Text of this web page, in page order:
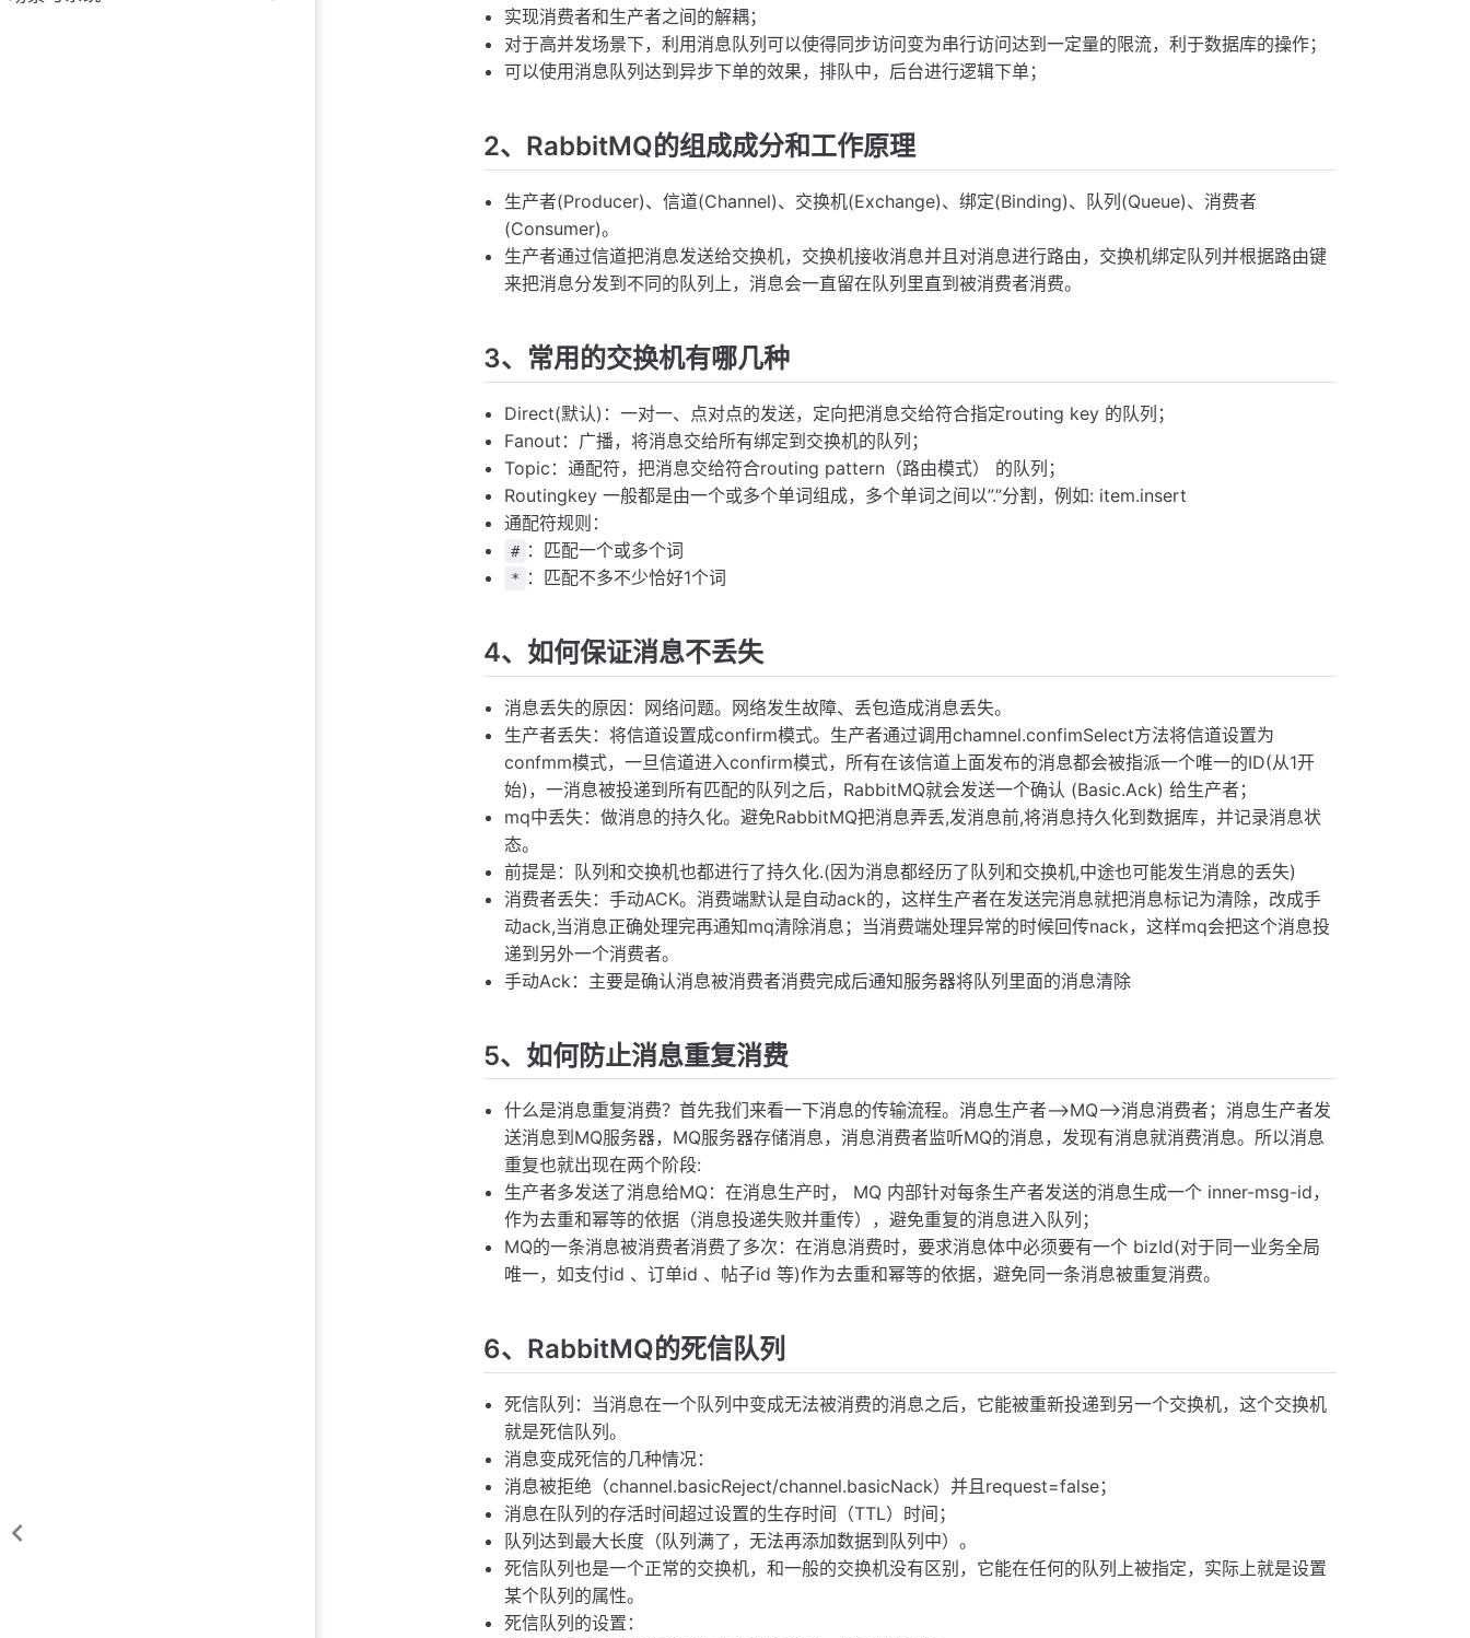
实现消费者和生产者之间的解耦；
对于高并发场景下，利用消息队列可以使得同步访问变为串行访问达到一定量的限流，利于数据库的操作；
可以使用消息队列达到异步下单的效果，排队中，后台进行逻辑下单；
2、RabbitMQ的组成成分和工作原理
生产者(Producer)、信道(Channel)、交换机(Exchange)、绑定(Binding)、队列(Queue)、消费者
(Consumer)。
生产者通过信道把消息发送给交换机，交换机接收消息并且对消息进行路由，交换机绑定队列并根据路由键
来把消息分发到不同的队列上，消息会一直留在队列里直到被消费者消费。
3、常用的交换机有哪几种
Direct(默认)：一对一、点对点的发送，定向把消息交给符合指定routing key 的队列；
Fanout：广播，将消息交给所有绑定到交换机的队列；
Topic：通配符，把消息交给符合routing pattern（路由模式） 的队列；
Routingkey 一般都是由一个或多个单词组成，多个单词之间以”.”分割，例如: item.insert
通配符规则：
# ：匹配一个或多个词
* ：匹配不多不少恰好1个词
4、如何保证消息不丢失
消息丢失的原因：网络问题。网络发生故障、丢包造成消息丢失。
生产者丢失：将信道设置成confirm模式。生产者通过调用chamnel.confimSelect方法将信道设置为
confmm模式，一旦信道进入confirm模式，所有在该信道上面发布的消息都会被指派一个唯一的ID(从1开
始)，一消息被投递到所有匹配的队列之后，RabbitMQ就会发送一个确认 (Basic.Ack) 给生产者；
mq中丢失：做消息的持久化。避免RabbitMQ把消息弄丢,发消息前,将消息持久化到数据库，并记录消息状
态。
前提是：队列和交换机也都进行了持久化.(因为消息都经历了队列和交换机,中途也可能发生消息的丢失)
消费者丢失：手动ACK。消费端默认是自动ack的，这样生产者在发送完消息就把消息标记为清除，改成手
动ack,当消息正确处理完再通知mq清除消息；当消费端处理异常的时候回传nack，这样mq会把这个消息投
递到另外一个消费者。
手动Ack：主要是确认消息被消费者消费完成后通知服务器将队列里面的消息清除
5、如何防止消息重复消费
什么是消息重复消费？首先我们来看一下消息的传输流程。消息生产者-->MQ-->消息消费者；消息生产者发
送消息到MQ服务器，MQ服务器存储消息，消息消费者监听MQ的消息，发现有消息就消费消息。所以消息
重复也就出现在两个阶段:
生产者多发送了消息给MQ：在消息生产时， MQ 内部针对每条生产者发送的消息生成⼀个 inner-msg-id，
作为去重和幂等的依据（消息投递失败并重传），避免重复的消息进⼊队列；
MQ的一条消息被消费者消费了多次：在消息消费时，要求消息体中必须要有⼀个 bizId(对于同一业务全局
唯一，如支付id 、订单id 、帖子id 等)作为去重和幂等的依据，避免同⼀条消息被重复消费。
6、RabbitMQ的死信队列
死信队列：当消息在一个队列中变成无法被消费的消息之后，它能被重新投递到另一个交换机，这个交换机
就是死信队列。
消息变成死信的几种情况：
消息被拒绝（channel.basicReject/channel.basicNack）并且request=false；
消息在队列的存活时间超过设置的生存时间（TTL）时间；
队列达到最大长度（队列满了，无法再添加数据到队列中）。
死信队列也是一个正常的交换机，和一般的交换机没有区别，它能在任何的队列上被指定，实际上就是设置
某个队列的属性。
死信队列的设置：